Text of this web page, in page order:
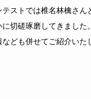
ストでは椎名林檎さん
切磋琢磨してきました
ども併せてご紹介いた